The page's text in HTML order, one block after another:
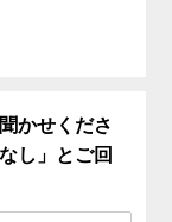
かせくださ
し」とご回